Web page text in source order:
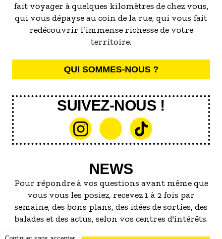
fait voyager à quelques kilomètres de chez vous,
qui vous dépayse au coin de la rue, qui vous fait
redécouvrir l’immense richesse de votre
territoire.
QUI SOMMES-NOUS ?
SUIVEZ-NOUS !
NEWS
Pour répondre à vos questions avant même que
vous vous les posiez, recevez 1 à 2 fois par
semaine, des bons plans, des idées de sorties, des
balades et des actus, selon vos centres d'intérêts.